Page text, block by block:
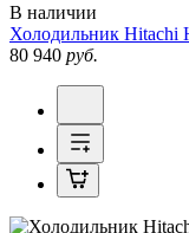
В наличии
Холодильник Hitachi
80 940 руб.